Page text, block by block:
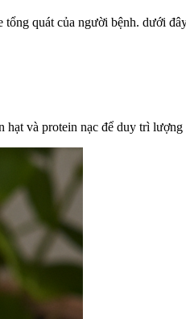
quát của người bệnh. dưới
và protein nạc để duy trì